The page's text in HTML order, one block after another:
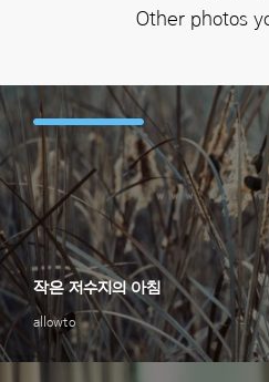
Other photos
allowto
작은 저수지의 아침